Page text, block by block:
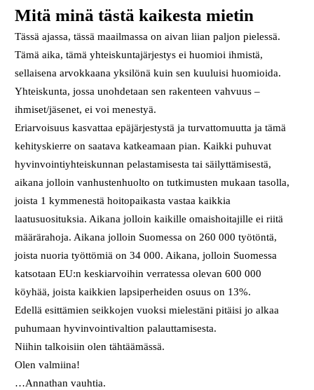
Mitä minä tästä kaikesta mietin
Tässä ajassa, tässä maailmassa on aivan liian paljon pielessä.
Tämä aika, tämä yhteiskuntajärjestys ei huomioi ihmistä,
sellaisena arvokkaana yksilönä kuin sen kuuluisi huomioida.
Yhteiskunta, jossa unohdetaan sen rakenteen vahvuus –
ihmiset/jäsenet, ei voi menestyä.
Eriarvoisuus kasvattaa epäjärjestystä ja turvattomuutta ja tämä
kehityskierre on saatava katkeamaan pian. Kaikki puhuvat
hyvinvointiyhteiskunnan pelastamisesta tai säilyttämisestä,
aikana jolloin vanhustenhuolto on tutkimusten mukaan tasolla,
joista 1 kymmenestä hoitopaikasta vastaa kaikkia
laatusuosituksia. Aikana jolloin kaikille omaishoitajille ei riitä
määrärahoja. Aikana jolloin Suomessa on 260 000 työtöntä,
joista nuoria työttömiä on 34 000. Aikana, jolloin Suomessa
katsotaan EU:n keskiarvoihin verratessa olevan 600 000
köyhää, joista kaikkien lapsiperheiden osuus on 13%.
Edellä esittämien seikkojen vuoksi mielestäni pitäisi jo alkaa
puhumaan hyvinvointivaltion palauttamisesta.
Niihin talkoisiin olen tähtäämässä.
Olen valmiina!
…Annathan vauhtia.